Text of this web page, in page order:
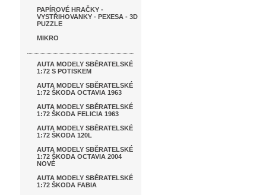
PAPÍROVÉ HRAČKY -
VYSTŘIHOVANKY - PEXESA - 3D
PUZZLE
MIKRO
AUTA MODELY SBĚRATELSKÉ
1:72 S POTISKEM
AUTA MODELY SBĚRATELSKÉ
1:72 ŠKODA OCTAVIA 1963
AUTA MODELY SBĚRATELSKÉ
1:72 ŠKODA FELICIA 1963
AUTA MODELY SBĚRATELSKÉ
1:72 ŠKODA 120L
AUTA MODELY SBĚRATELSKÉ
1:72 ŠKODA OCTAVIA 2004
NOVÉ
AUTA MODELY SBĚRATELSKÉ
1:72 ŠKODA FABIA